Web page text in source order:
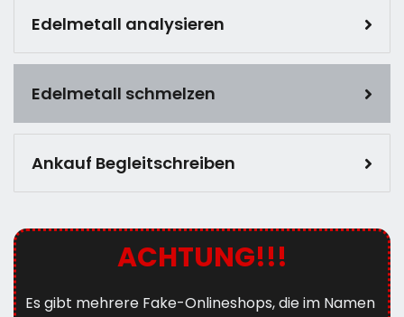
Edelmetall analysieren
Edelmetall schmelzen
Ankauf Begleitschreiben
ACHTUNG!!!
Es gibt mehrere Fake-Onlineshops, die im Namen